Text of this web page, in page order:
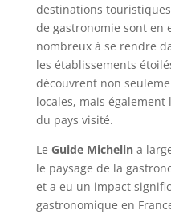
destinations
de gastronomie sont en
nombreux à se rendre
les établissements
découvrent non
locales, mais
du pays visité.
Le Guide Michelina
le paysage de la
et a eu un impact
gastronomique en